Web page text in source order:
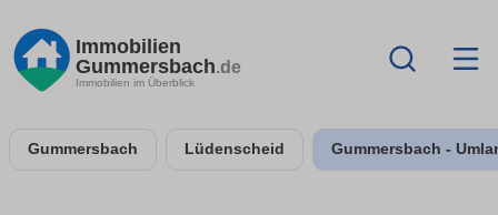
Immobilien
Gummersbach.de
Immobilien im Überblick
Gummersbach Lüdenscheid Gummersbach -